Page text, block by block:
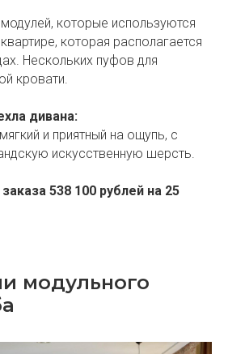
которые используются
которая располагается
Нескольких пуфов для
кровати.
дивана:
и приятный на ощупь, с
искусственную шерсть.
538 100 рублей на 25
модульного